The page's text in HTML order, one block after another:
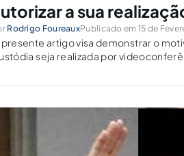
a sua
Rodrigo FoureauxPublicado em 15 de
presente artigo visa demonstrar o
seja realizada por